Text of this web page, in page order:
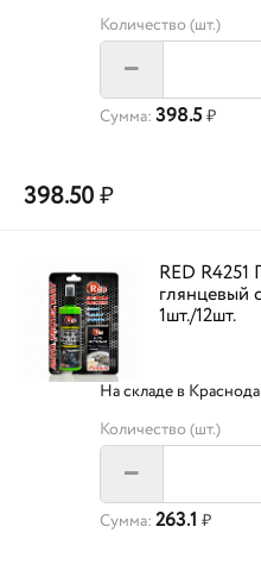
Количество (шт.)
–
Сумма: 398.5 ₽
398.50₽
RED R4251
глянцевый
1шт./12шт.
На складе в
Количество (шт.)
–
Сумма: 263.1 ₽